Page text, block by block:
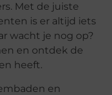
Met de juiste
is er altijd iets
wacht je nog op?
en ontdek de
heeft.
en